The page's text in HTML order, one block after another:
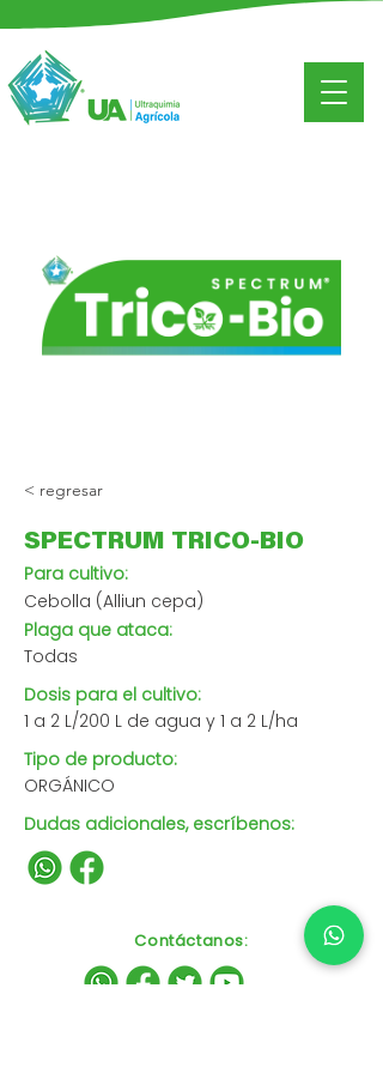
< regresar
SPECTRUM TRICO-BIO
Para cultivo:
Cebolla (Alliun cepa)
Plaga que ataca:
Todas
Dosis para el cultivo:
1 a 2 L/200 L de agua y 1 a 2 L/ha
Tipo de producto:
ORGÁNICO
Dudas adicionales, escríbenos:
Contáctanos: